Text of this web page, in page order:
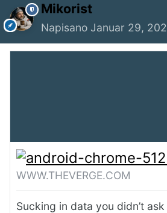
Mikorist
Napisano Januar 29,
WWW.THEVERGE.COM
Sucking in data you didn’t